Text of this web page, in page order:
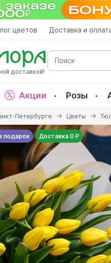
цветов Доставка и
доставкой!
Поиск
Акции Розы
Петербурге Цветы
подарок Доставка 0 Р